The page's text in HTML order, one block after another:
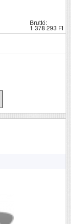
Bruttó:
1 378 293 Ft